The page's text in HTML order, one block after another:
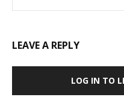
LEAVE A REPLY
LOG IN TO